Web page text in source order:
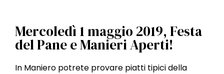
Mercoledì 1 maggio 2019, Festa
del Pane e Manieri Aperti!
In Maniero potrete provare piatti tipici della